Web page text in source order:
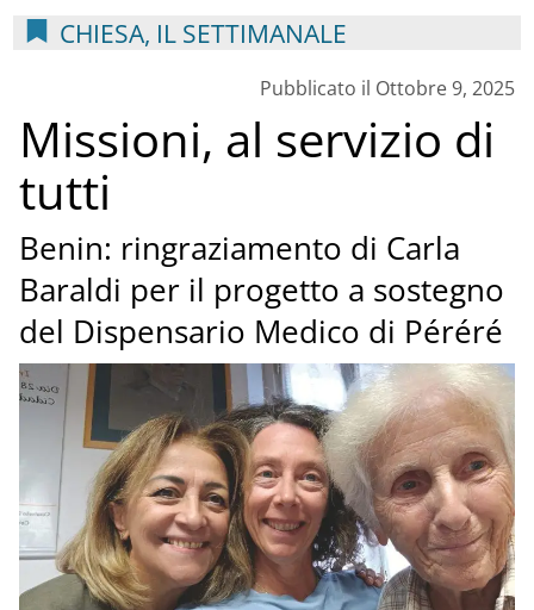
CHIESA, IL SETTIMANALE
Pubblicato il Ottobre 9, 2025
Missioni, al servizio di
tutti
Benin: ringraziamento di Carla
Baraldi per il progetto a sostegno
del Dispensario Medico di Péréré